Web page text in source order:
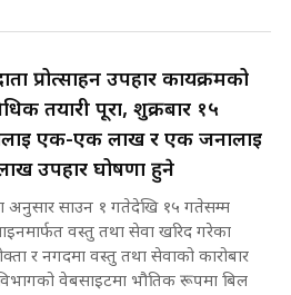
SIDHAKURA ||
बन्ला चक्रपथ ? विस्तार कार्यमा
किन भइरहेछ ढिलाइ ?The Ring Road
Dilemma |
|
डिल गर्ने मन्त्रीकाे राजिनामा,
मन्त्रीलाई जोगाइदै ! ||
||
लाख घुस खाने मन्त्री ! जोगाउने
? || SIDHAKURA ||
INVESTIGATION
प्रोत्साहन उपहार कार्यक्रमको
तयारी पूरा, शुक्रबार १५
एक-एक लाख र एक जनालाई
उपहार घोषणा हुने
अनुसार साउन १ गतेदेखि १५ गतेसम्म
वस्तु तथा सेवा खरिद गरेका
र नगदमा वस्तु तथा सेवाको कारोबार
वेबसाइटमा भौतिक रूपमा बिल